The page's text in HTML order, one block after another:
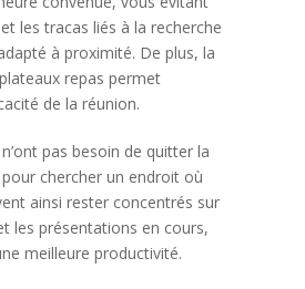
les tracas liés à la recherche
à proximité. De plus, la
repas permet
de la réunion.
pas besoin de quitter la
chercher un endroit où
ainsi rester concentrés sur
les présentations en cours,
meilleure productivité.